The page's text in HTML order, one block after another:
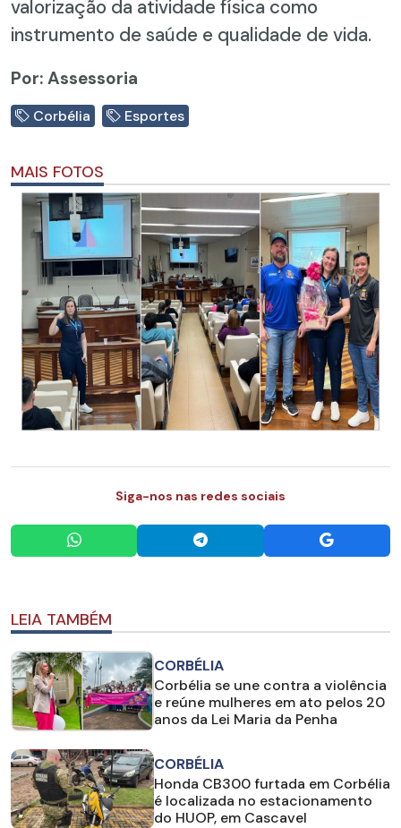
valorização da atividade física como
instrumento de saúde e qualidade de vida.
Por: Assessoria
Corbélia Esportes
MAIS FOTOS
Siga-nos nas redes sociais
LEIA TAMBÉM
CORBÉLIA
Corbélia se une contra a violência
e reúne mulheres em ato pelos 20
anos da Lei Maria da Penha
CORBÉLIA
Honda CB300 furtada em Corbélia
é localizada no estacionamento
do HUOP, em Cascavel